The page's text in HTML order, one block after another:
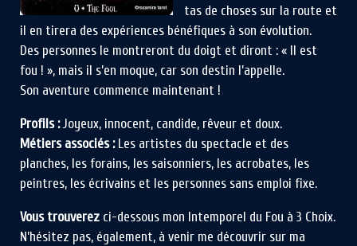
tas de choses sur la route et
il en tirera des expériences bénéfiques à son évolution.
Des personnes le montreront du doigt et diront : « Il est
fou ! », mais il s’en moque, car son destin l’appelle.
Son aventure commence maintenant !
Profils :Joyeux, innocent, candide, rêveur et doux.
Métiers associés :Les artistes du spectacle et des
planches, les forains, les saisonniers, les acrobates, les
peintres, les écrivains et les personnes sans emploi fixe.
Vous trouverez ci-dessous mon Intemporel du Fou à 3 Choix.
N’hésitez pas, également, à venir me découvrir sur ma